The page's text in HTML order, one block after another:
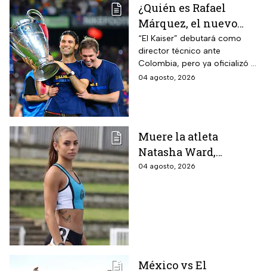
¿Quién es Rafael
Márquez, el nuevo
entrenador de la
Selección Mexicana
que debutará con
Colombia, Perú y
“El Kaiser” debutará como
director técnico ante
Colombia, pero ya oficializó la
fecha de su primer encuentro
04 agosto, 2026
Muere la atleta
Natasha Ward,
promesa del atletismo
04 agosto, 2026
México vs El